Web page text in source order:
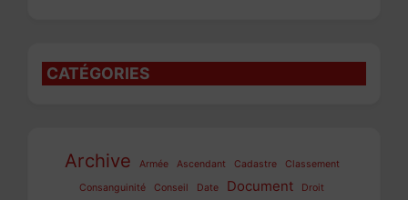
CATÉGORIES
Archive Armée Ascendant Cadastre
Classement
Consanguinité
Conseil Date Document Droit